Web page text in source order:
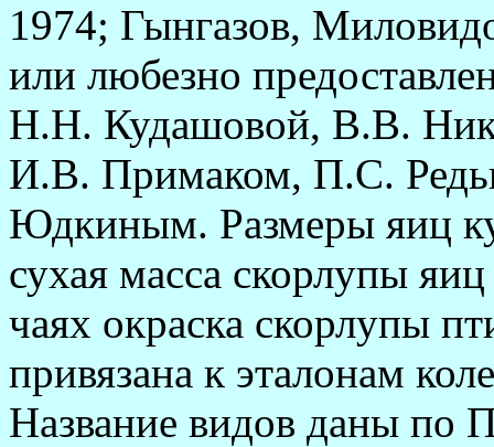
1974; Гынгазов,
или любезно
Н.Н. Кудашовой, В.В.
И.В. Примаком, П.С.
Юдкиным. Размеры яиц
сухая масса скорлупы
чаях окраска скорлупы
привязана к эталонам
Название видов даны по